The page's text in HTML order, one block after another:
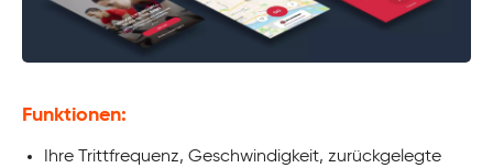
Funktionen:
Ihre Trittfrequenz, Geschwindigkeit, zurückgelegte